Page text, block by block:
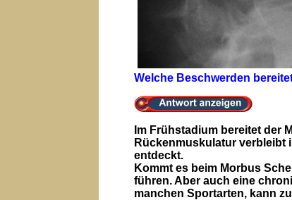
Welche Beschwerden
Im Frühstadium bereitet der
Rückenmuskulatur verbleibt
entdeckt.
Kommt es beim Morbus
führen. Aber auch eine
manchen Sportarten, kann